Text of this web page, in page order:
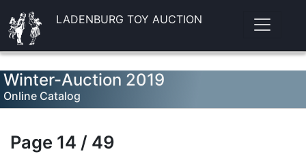
LADENBURG TOY AUCTION
Winter-Auction 2019
Online Catalog
Page 14 / 49